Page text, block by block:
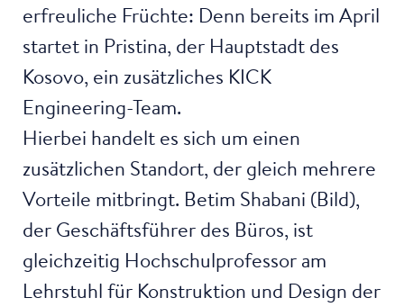
erfreuliche Früchte: Denn bereits im April
startet in Pristina, der Hauptstadt des
Kosovo, ein zusätzliches KICK
Engineering-Team.
Hierbei handelt es sich um einen
zusätzlichen Standort, der gleich mehrere
Vorteile mitbringt. Betim Shabani (Bild),
der Geschäftsführer des Büros, ist
gleichzeitig Hochschulprofessor am
Lehrstuhl für Konstruktion und Design der